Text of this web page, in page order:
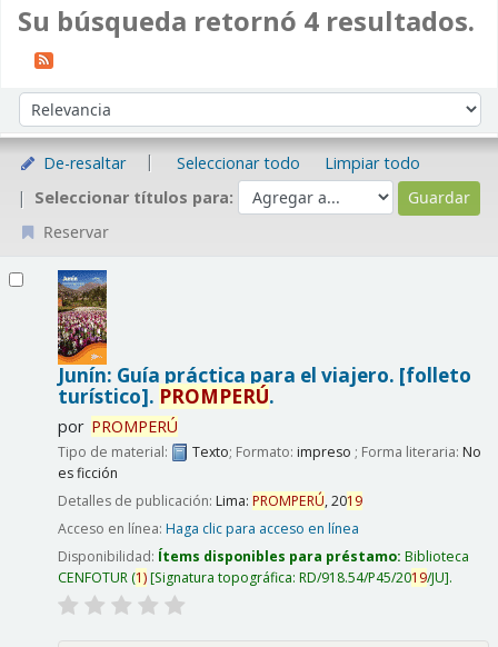
Su búsqueda retornó 4 resultados.
Ordenar por:
De-resaltar Seleccionar todo
Limpiar todo
Seleccionar títulos para:
Reservar
Junín: Guía práctica para el viajero. [folleto
turístico]. PROMPERÚ.
por PROMPERÚ
Tipo de material: Texto; Formato: impreso ; Forma literaria: No
es ficción
Detalles de publicación: Lima: PROMPERÚ,2019
Acceso en línea: Haga clic para acceso en línea
Disponibilidad: Ítems disponibles para préstamo: Biblioteca
CENFOTUR(1) Signatura topográfica: RD/918.54/P45/2019/JU .